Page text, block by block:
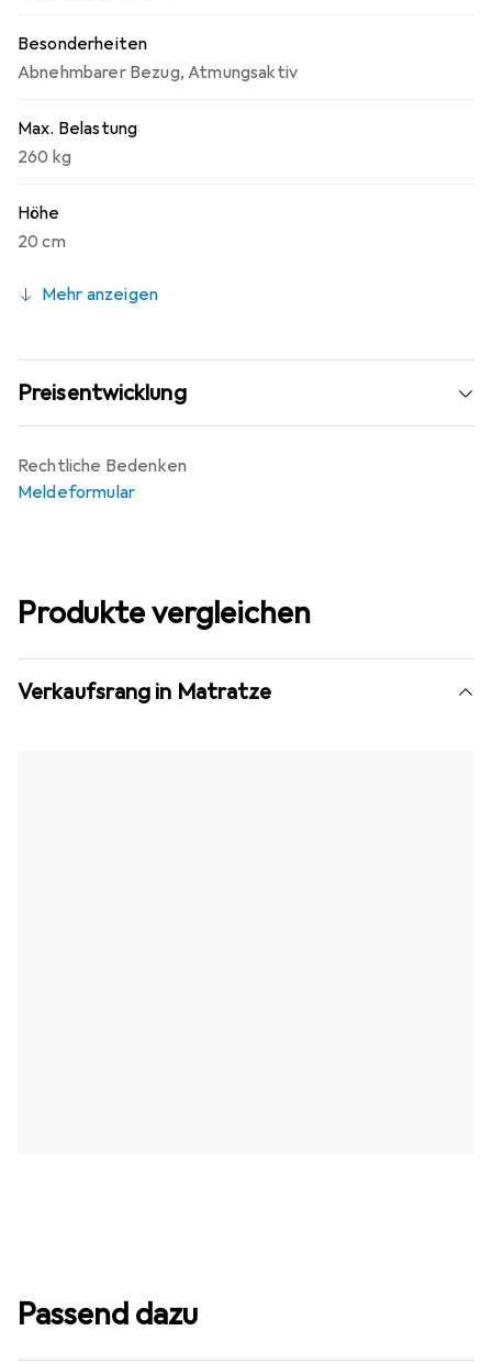
Besonderheiten
Abnehmbarer Bezug,Atmungsaktiv
Max. Belastung
260 kg
Höhe
20 cm
Mehr anzeigen
Preisentwicklung
Rechtliche Bedenken
Meldeformular
Produkte vergleichen
Verkaufsrang in Matratze
Passend dazu